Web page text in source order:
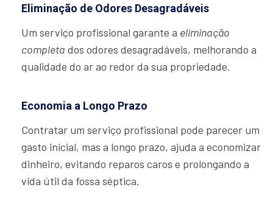
Eliminação de Odores Desagradáveis
Um serviço profissional garante a eliminação
completa dos odores desagradáveis, melhorando a
qualidade do ar ao redor da sua propriedade.
Economia a Longo Prazo
Contratar um serviço profissional pode parecer um
gasto inicial, mas a longo prazo, ajuda a economizar
dinheiro, evitando reparos caros e prolongando a
vida útil da fossa séptica.